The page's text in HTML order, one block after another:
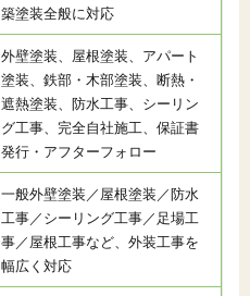
築塗装全般に対応
外壁塗装、屋根塗装、アパート
塗装、鉄部・木部塗装、断熱・
遮熱塗装、防水工事、シーリン
グ工事、完全自社施工、保証書
発行・アフターフォロー
一般外壁塗装／屋根塗装／防水
工事／シーリング工事／足場工
事／屋根工事など、外装工事を
幅広く対応